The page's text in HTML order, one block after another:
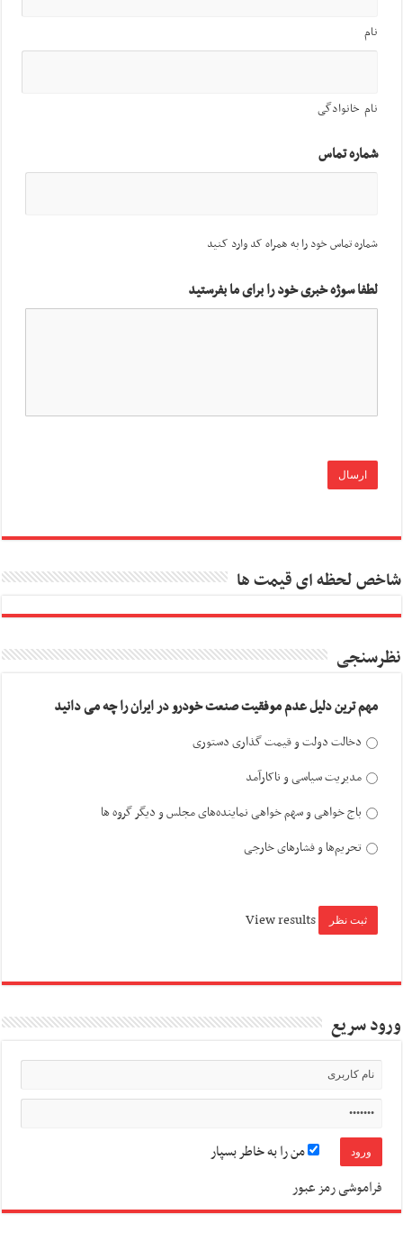
نام
نام خانوادگی
شماره تماس
شماره تماس خود را به همراه کد وارد کنید
لطفا سوژه خبری خود را برای ما بفرستید
شاخص لحظه ای قیمت ها
نظرسنجی
مهم ترین دلیل عدم موفقیت صنعت خودرو در ایران را چه می دانید
دخالت دولت و قیمت گذاری دستوری
مدیریت سیاسی و ناکارآمد
باج خواهی و سهم خواهی نماینده‌های مجلس و دیگر گروه ها
تحریم‌ها و فشارهای خارجی
View results
ورود سریع
من را به خاطر بسپار
فراموشی رمز عبور